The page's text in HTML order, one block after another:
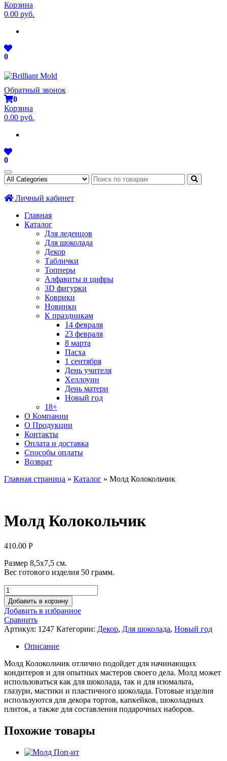
Корзина
0.00 руб.
0
Обратный звонок
0
Корзина
0.00 руб.
0
Личный кабинет
Главная
Каталог
Для леденцов
Для шоколада
Декор
Таблички
Топперы
Алфавиты и цифры
3D фигурки
Коврики
Новинки
К праздникам
14 февраля
23 февраля
8 марта
Пасха
1 сентября
День учителя
Хеллоуин
День матери
Новый год
18+
О Компании
О Продукции
Контакты
Оплата и доставка
Способы оплаты
Возврат
Главная страница » Каталог » Молд Колокольчик
Молд Колокольчик
410.00 Р
Размер 8,5х7,5 см.
Вес готового изделия 50 грамм.
Количество
товара
Молд
Колокольчик
Добавить в корзину
Добавить в избранное
Сравнить
Артикул: 1247 Категории: Декор, Для шоколада, Новый год
Описание
Молд Колокольчик отлично подойдет для начинающих
кондитеров и для опытных мастеров своего дела. Молд может
использоваться как для шоколада, так и для изомальта,
глазури, мастики и пластичного шоколада. Готовые изделия
используются для декора тортов, капкейков, шоколадных
плиток, а также для составления подарочных наборов.
Похожие товары